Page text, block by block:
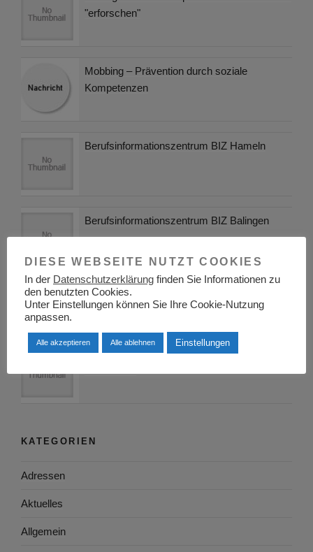
"erforschen"
Mobbing – Prävention durch soziale
Kompetenzen
Berufsinformationszentrum BIZ Hameln
Berufsinformationszentrum BIZ Balingen
Ausbildung bei REWE – Das Azubi-Portal
von REWE hilft weiter!
Die Rhetorik mit einem Rhetorik-Coach
KATEGORIEN
Adressen
Aktuelles
Allgemein
DIESE WEBSEITE NUTZT COOKIES
In der Datenschutzerklärung finden Sie Informationen zu
den benutzten Cookies.
Unter Einstellungen können Sie Ihre Cookie-Nutzung
anpassen.
Alle akzeptieren Alle ablehnen Einstellungen